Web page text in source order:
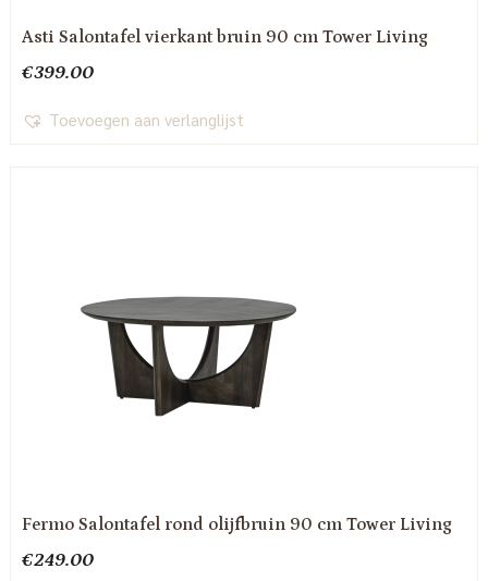
Asti Salontafel vierkant bruin 90 cm Tower Living
€399.00
Toevoegen aan verlanglijst
Fermo Salontafel rond olijfbruin 90 cm Tower Living
€249.00